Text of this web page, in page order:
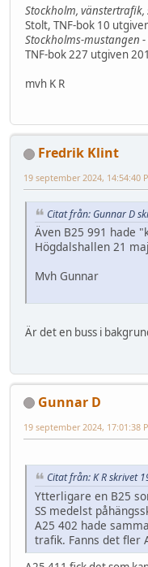
Stockholm, vänstertrafik,
Stolt, TNF-bok 10
Stockholms-mustangen
TNF-bok 227 utgiven
mvh K R
Fredrik Klint
19 september 2024, 14:54:40
Citat från: Gunnar D
Även B25 991 hade
Högdalshallen 21
Mvh Gunnar
Är det en buss i
Gunnar D
19 september 2024, 17:01:38
Citat från: K R skrivet
Ytterligare en B25
SS medelst
A25 402 hade
trafik. Fanns det fler